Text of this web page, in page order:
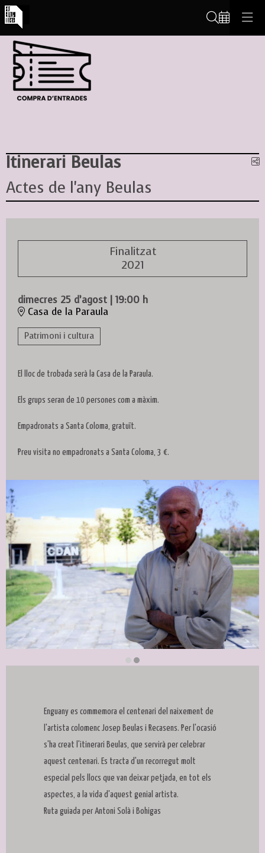
Itinerari Beulas
Actes de l'any Beulas
Finalitzat
2021
dimecres 25 d’agost | 19:00 h
Casa de la Paraula
Patrimoni i cultura
El lloc de trobada serà la Casa de la Paraula.
Els grups seran de 10 persones com a màxim.
Empadronats a Santa Coloma, gratuït.
Preu visita no empadronats a Santa Coloma, 3 €.
Enguany es commemora el centenari del naixement de
l'artista colomenc Josep Beulas i Recasens. Per l'ocasió
s'ha creat l'itinerari Beulas, que servirà per celebrar
aquest centenari. Es tracta d'un recorregut molt
especial pels llocs que van deixar petjada, en tot els
aspectes, a la vida d'aquest genial artista.
Ruta guiada per Antoni Solà i Bohigas